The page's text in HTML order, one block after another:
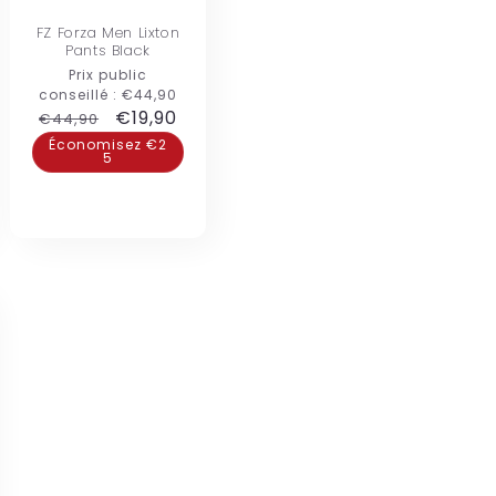
FZ Forza Men Lixton
Pants Black
Prix public
conseillé : €44,90
Prix
habituel
€44,90
Prix
promotionnel
€19,90
Économisez €2
5